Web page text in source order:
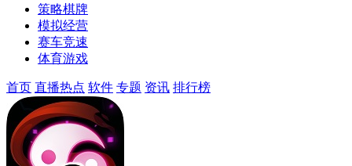
策略棋牌
模拟经营
赛车竞速
体育游戏
首页 直播热点 软件 专题 资讯 排行榜